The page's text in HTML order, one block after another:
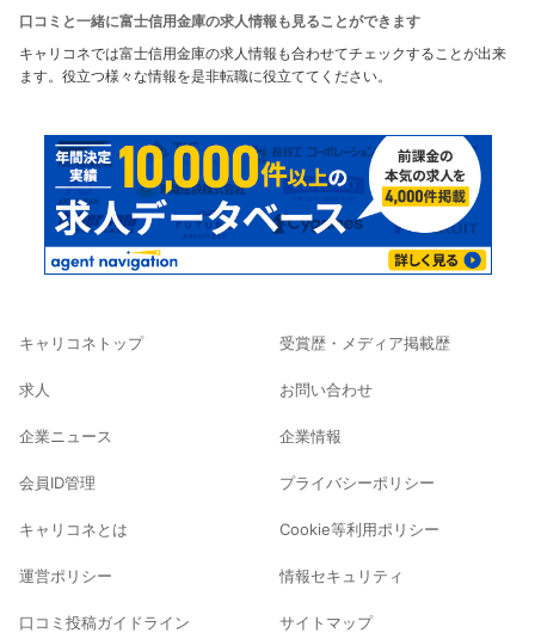
口コミと一緒に富士信用金庫の求人情報も見ることができます
キャリコネでは富士信用金庫の求人情報も合わせてチェックすることが出来
ます。役立つ様々な情報を是非転職に役立ててください。
キャリコネトップ
求人
企業ニュース
会員ID管理
キャリコネとは
運営ポリシー
口コミ投稿ガイドライン
受賞歴・メディア掲載歴
お問い合わせ
企業情報
プライバシーポリシー
Cookie等利用ポリシー
情報セキュリティ
サイトマップ